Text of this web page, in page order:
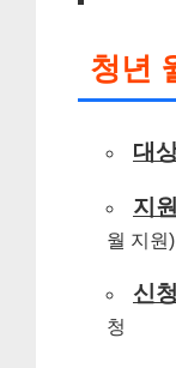
청년
대
지
월 지원)
신
청